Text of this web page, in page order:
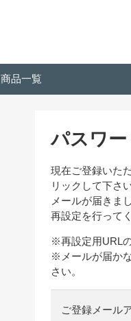
商品一覧
パスワー
現在ご登録いた
リックして下さ
メールが届きま
再設定を行って
※再設定用URL
※メールが届か
さい。
ご登録メール